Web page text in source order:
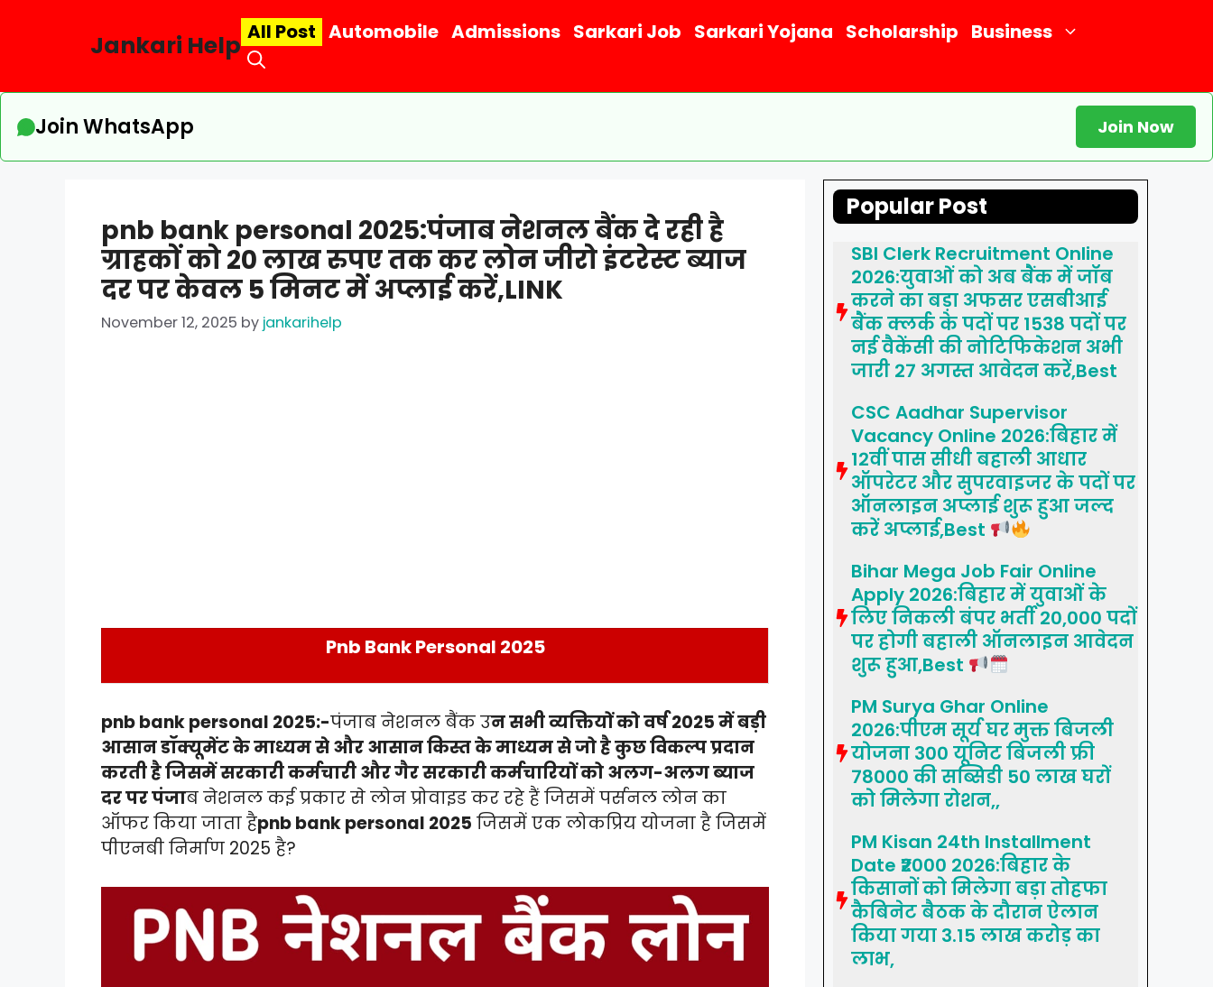
Jankari Help All Post Automobile Admissions Sarkari Job Sarkari Yojana Scholarship Business
Join WhatsApp Join Now
pnb bank personal 2025:पंजाब नेशनल बैंक दे रही है
ग्राहकों को 20 लाख रुपए तक कर लोन जीरो इंटरेस्ट ब्याज
दर पर केवल 5 मिनट में अप्लाई करें,LINK
November 12, 2025 by jankarihelp
Pnb Bank Personal 2025
pnb bank personal 2025:-पंजाब नेशनल बैंक उन सभी व्यक्तियों को वर्ष 2025 में बड़ी
आसान डॉक्यूमेंट के माध्यम से और आसान किस्त के माध्यम से जो है कुछ विकल्प प्रदान
करती है जिसमें सरकारी कर्मचारी और गैर सरकारी कर्मचारियों को अलग-अलग ब्याज
दर पर पंजाब नेशनल कई प्रकार से लोन प्रोवाइड कर रहे हैं जिसमें पर्सनल लोन का
ऑफर किया जाता हैpnb bank personal 2025 जिसमें एक लोकप्रिय योजना है जिसमें
पीएनबी निर्माण 2025 है?
Popular Post
SBI Clerk Recruitment Online
2026:युवाओं को अब बैंक में जॉब
करने का बड़ा अफसर एसबीआई
बैंक क्लर्क के पदों पर 1538 पदों पर
नई वैकेंसी की नोटिफिकेशन अभी
जारी 27 अगस्त आवेदन करें,Best
CSC Aadhar Supervisor
Vacancy Online 2026:बिहार में
12वीं पास सीधी बहाली आधार
ऑपरेटर और सुपरवाइजर के पदों पर
ऑनलाइन अप्लाई शुरू हुआ जल्द
करें अप्लाई,Best
Bihar Mega Job Fair Online
Apply 2026:बिहार में युवाओं के
लिए निकली बंपर भर्ती 20,000 पदों
पर होगी बहाली ऑनलाइन आवेदन
शुरू हुआ,Best
PM Surya Ghar Online
2026:पीएम सूर्य घर मुक्त बिजली
योजना 300 यूनिट बिजली फ्री
78000 की सब्सिडी 50 लाख घरों
को मिलेगा रोशन,,
PM Kisan 24th Installment
Date ₹2000 2026:बिहार के
किसानों को मिलेगा बड़ा तोहफा
कैबिनेट बैठक के दौरान ऐलान
किया गया 3.15 लाख करोड़ का
लाभ,